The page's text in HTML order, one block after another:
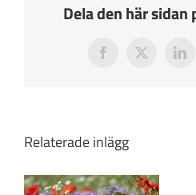
Dela den här sidan
Facebook
X
Relaterade inlägg